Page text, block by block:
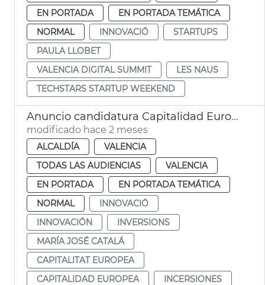
EN PORTADA
EN PORTADA TEMÁTICA
NORMAL
INNOVACIÓ
STARTUPS
PAULA LLOBET
VALENCIA DIGITAL SUMMIT
LES NAUS
TECHSTARS STARTUP WEEKEND
Anuncio candidatura Capitalidad Europea Innovación València
modificado hace 2 meses
ALCALDÍA
VALENCIA
TODAS LAS AUDIENCIAS
VALENCIA
EN PORTADA
EN PORTADA TEMÁTICA
NORMAL
INNOVACIÓ
INNOVACIÓN
INVERSIONS
MARÍA JOSÉ CATALÁ
CAPITALITAT EUROPEA
CAPITALIDAD EUROPEA
INCERSIONES